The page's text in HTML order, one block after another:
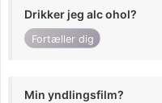
Drikker jeg alc ohol?
Fortæller dig
Min yndlingsfilm?